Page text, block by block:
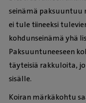
seinämä paksuuntuu
ei tule tiineeksi
kohdunseinämä yhä
Paksuuntuneeseen
täyteisiä rakkuloita,
sisälle.
Koiran märkäkohtu